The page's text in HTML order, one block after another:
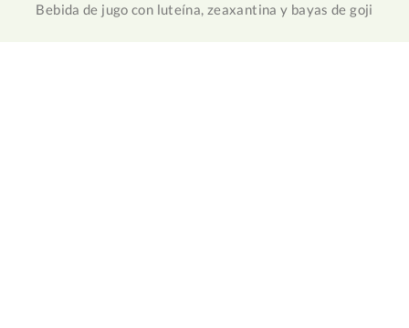
Bebida de jugo con luteína, zeaxantina y bayas de goji